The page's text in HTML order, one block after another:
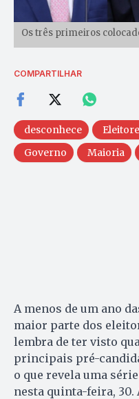
Os três primeiros
COMPARTILHAR
desconhece
Governo
Maioria
A menos de um ano
maior parte dos
lembra de ter visto
principais pré-
o que revela uma
nesta quinta-feira, 30.